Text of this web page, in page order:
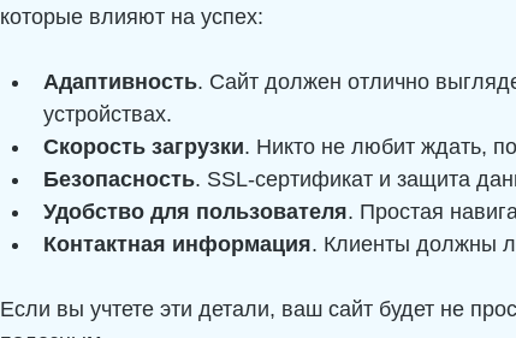
которые влияют на успех:
Адаптивность. Сайт должен отлично
устройствах.
Скорость загрузки. Никто не любит ждать,
Безопасность. SSL-сертификат и защита
Удобство для пользователя. Простая
Контактная информация. Клиенты должны
Если вы учтете эти детали, ваш сайт будет не